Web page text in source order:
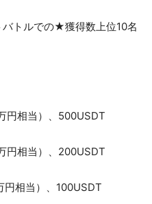
トルでの★獲得数上位10名
相当）、500USDT
相当）、200USDT
相当）、100USDT